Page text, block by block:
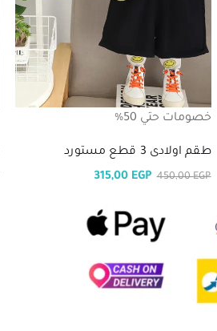
خصومات حتي 50%
طقم اولادى 3 قطع مستورد
450,00EGP
315,00 EGP